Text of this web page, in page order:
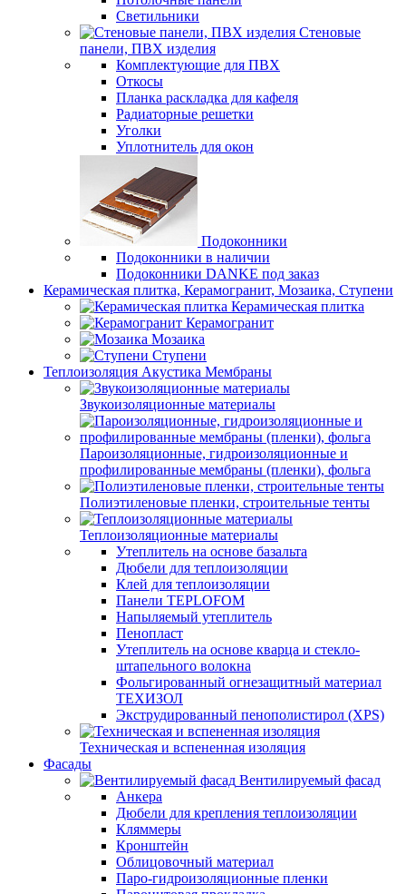
Светильники
Стеновые
панели, ПВХ изделия
Комплектующие для ПВХ
Откосы
Планка раскладка для кафеля
Радиаторные решетки
Уголки
Уплотнитель для окон
Подоконники
Подоконники в наличии
Подоконники DANKE под заказ
Керамическая плитка, Керамогранит, Мозаика, Ступени
Керамическая плитка
Керамогранит
Мозаика
Ступени
Теплоизоляция Акустика Мембраны
Звукоизоляционные материалы
Пароизоляционные, гидроизоляционные и
профилированные мембраны (пленки), фольга
Полиэтиленовые пленки, строительные тенты
Теплоизоляционные материалы
Утеплитель на основе базальта
Дюбели для теплоизоляции
Клей для теплоизоляции
Панели TEPLOFOM
Напыляемый утеплитель
Пенопласт
Утеплитель на основе кварца и стекло-
штапельного волокна
Фольгированный огнезащитный материал
ТЕХИЗОЛ
Экструдированный пенополистирол (XPS)
Техническая и вспененная изоляция
Фасады
Вентилируемый фасад
Анкера
Дюбели для крепления теплоизоляции
Кляммеры
Кронштейн
Облицовочный материал
Паро-гидроизоляционные пленки